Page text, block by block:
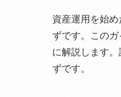
資産運用を始め
ずです。この
に解説します
ずです。